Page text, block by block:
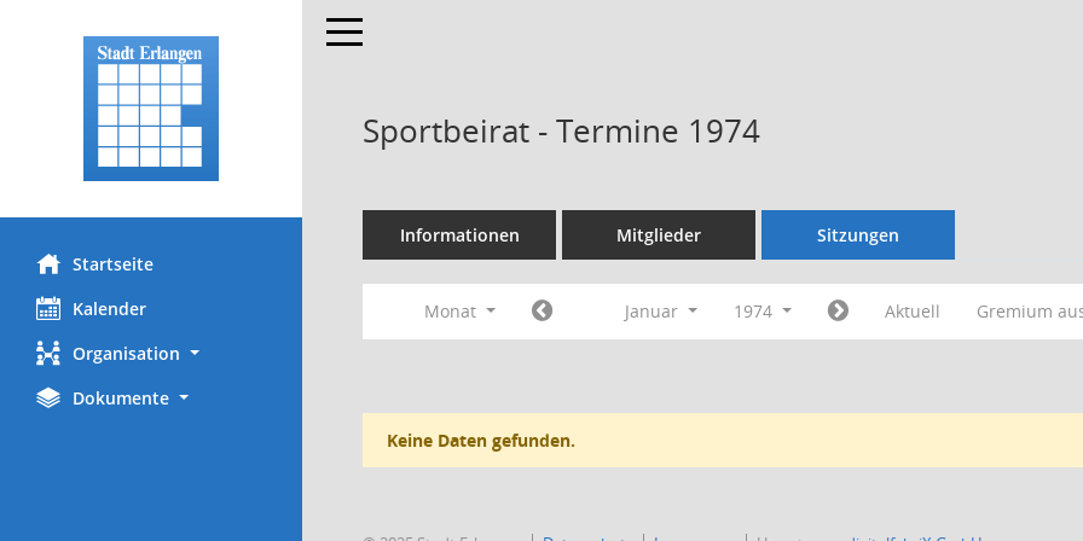
Startseite
Kalender
Organisation
Dokumente
Toggle navigation
Sportbeirat - Termine 1974
Informationen Mitglieder Sitzungen
Monat Januar 1974 Aktuell Gremium
Keine Daten gefunden.